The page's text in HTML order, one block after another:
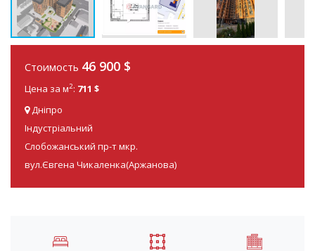
Стоимость 46 900 $
Цена за м2: 711 $
Дніпро
Індустріальний
Слобожанський пр-т мкр.
вул.Євгена Чикаленка(Аржанова)